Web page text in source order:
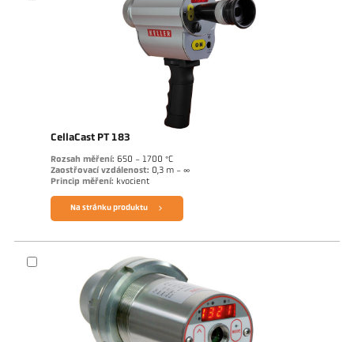
CellaCast PT 183
Rozsah měření: 650 - 1700 °C
Zaostřovací vzdálenost: 0,3 m - ∞
Princip měření: kvocient
Na stránku produktu